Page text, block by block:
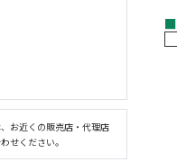
■
お近くの販売店・代理店
せください。